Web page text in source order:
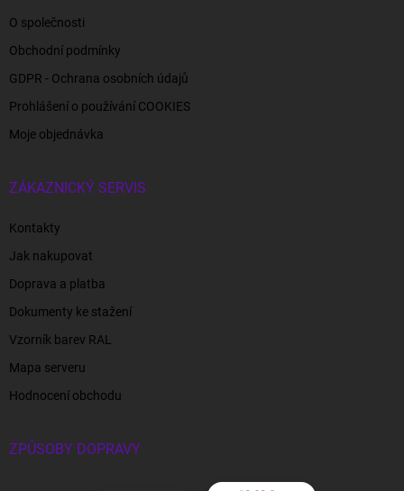
O společnosti
Obchodní podmínky
GDPR - Ochrana osobních údajů
Prohlášení o používání COOKIES
Moje objednávka
ZÁKAZNICKÝ SERVIS
Kontakty
Jak nakupovat
Doprava a platba
Dokumenty ke stažení
Vzorník barev RAL
Mapa serveru
Hodnocení obchodu
ZPŮSOBY DOPRAVY